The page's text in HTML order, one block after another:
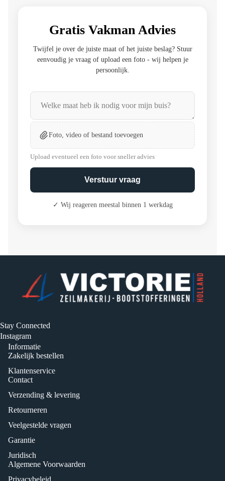
Gratis Vakman Advies
Twijfel je over de juiste maat of het juiste beslag? Stuur
eenvoudig je vraag of upload een foto - wij helpen je
persoonlijk.
Foto, video of bestand toevoegen
Upload eventueel een foto voor sneller advies
Verstuur vraag
✓ Wij reageren meestal binnen 1 werkdag
Stay Connected
Instagram
Informatie
Zakelijk bestellen
Klantenservice
Contact
Verzending & levering
Retourneren
Veelgestelde vragen
Garantie
Juridisch
Algemene Voorwaarden